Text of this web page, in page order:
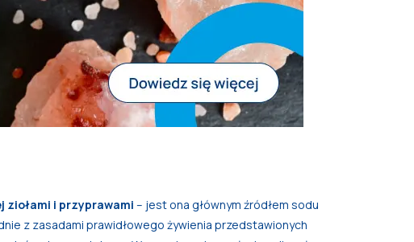
ziołami i przyprawami – jest ona głównym źródłem sodu
z zasadami prawidłowego żywienia przedstawionych